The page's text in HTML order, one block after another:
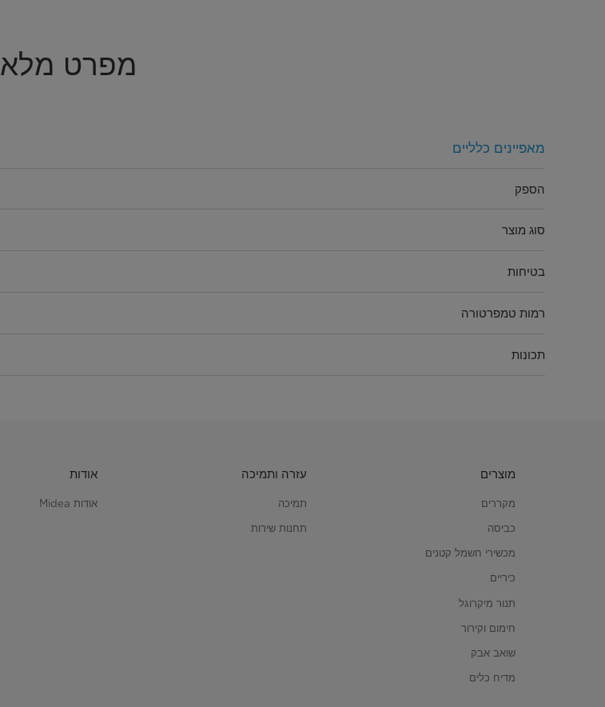
מפרט מלא
מאפיינים כלליים
הספק
סוג מוצר
בטיחות
רמות טמפרטורה
תכונות
מוצרים
מקררים
כביסה
מכשירי חשמל קטנים
כיריים
תנור מיקרוגל
חימום וקירור
שואב אבק
מדיח כלים
עזרה ותמיכה
תמיכה
תחנות שירות
אודות
אודות Midea